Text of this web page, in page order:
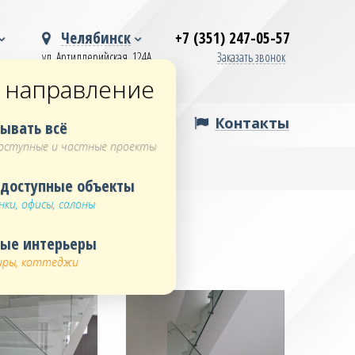
всё
и частные проекты
объекты
офисы, салоны
интерьеры
коттеджи
Челябинск
Омск
Екатеринбург
Сургут
ул. Артиллерийская, 124А
+7 (351) 247-05-57
Заказать звонок
Контакты